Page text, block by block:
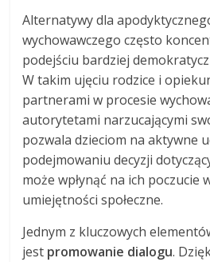
Alternatywy dla
wychowawczego często
podejściu bardziej
W takim ujęciu rodzice i
partnerami w procesie
autorytetami narzucającymi
pozwala dzieciom na aktywne
podejmowaniu decyzji
może wpłynąć na ich poczucie
umiejętności społeczne.
Jednym z kluczowych
jest promowanie dialogu.